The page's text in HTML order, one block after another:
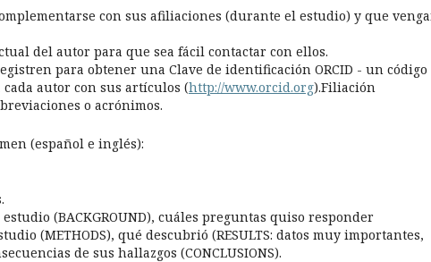
con sus afiliaciones (durante el estudio) y que
del autor para que sea fácil contactar con ellos.
para obtener una Clave de identificación ORCID - un código
autor con sus artículos (http://www.orcid.org).Filiación
o acrónimos.
(español e inglés):
(BACKGROUND), cuáles preguntas quiso responder
(METHODS), qué descubrió (RESULTS: datos muy importantes,
de sus hallazgos (CONCLUSIONS).